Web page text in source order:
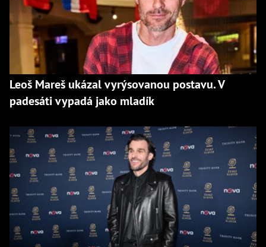
Leoš Mareš ukázal vyrýsovanou postavu. V
padesáti vypadá jako mladík